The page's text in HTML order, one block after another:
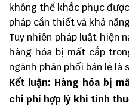
không thể khắc phục
pháp cần thiết và khả
Tuy nhiên pháp luật hiện
hàng hóa bị mất cắp
ngành phân phối bán lẻ là
Kết luận: Hàng hóa bị
chi phí hợp lý khi tính